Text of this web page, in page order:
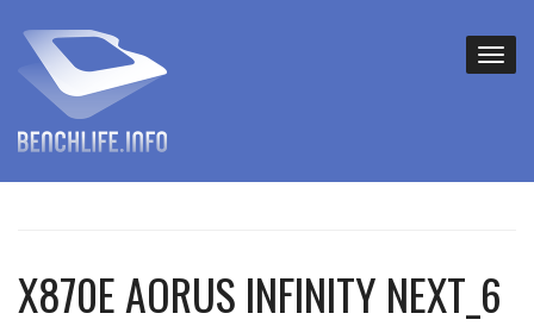
X870E AORUS INFINITY NEXT_6